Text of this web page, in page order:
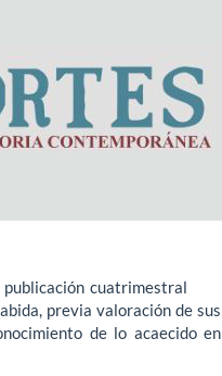
cuatrimestral
previa valoración de sus
de lo acaecido en